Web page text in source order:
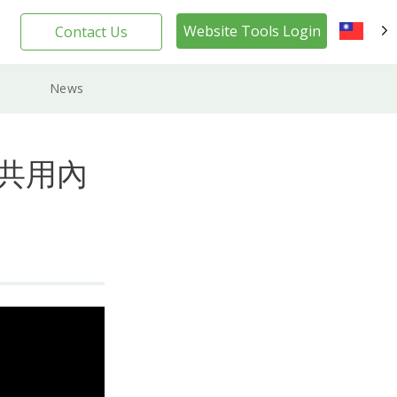
Contact Us Website Tools Login
News
用內